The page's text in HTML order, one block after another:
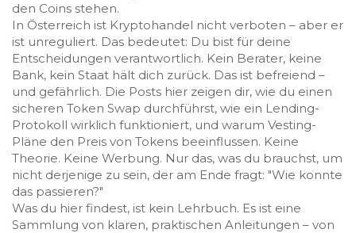
den Coins stehen.
In Österreich ist Kryptohandel nicht verboten – aber er
ist unreguliert. Das bedeutet: Du bist für deine
Entscheidungen verantwortlich. Kein Berater, keine
Bank, kein Staat hält dich zurück. Das ist befreiend –
und gefährlich. Die Posts hier zeigen dir, wie du einen
sicheren Token Swap durchführst, wie ein Lending-
Protokoll wirklich funktioniert, und warum Vesting-
Pläne den Preis von Tokens beeinflussen. Keine
Theorie. Keine Werbung. Nur das, was du brauchst, um
nicht derjenige zu sein, der am Ende fragt: "Wie konnte
das passieren?"
Was du hier findest, ist kein Lehrbuch. Es ist eine
Sammlung von klaren, praktischen Anleitungen – von